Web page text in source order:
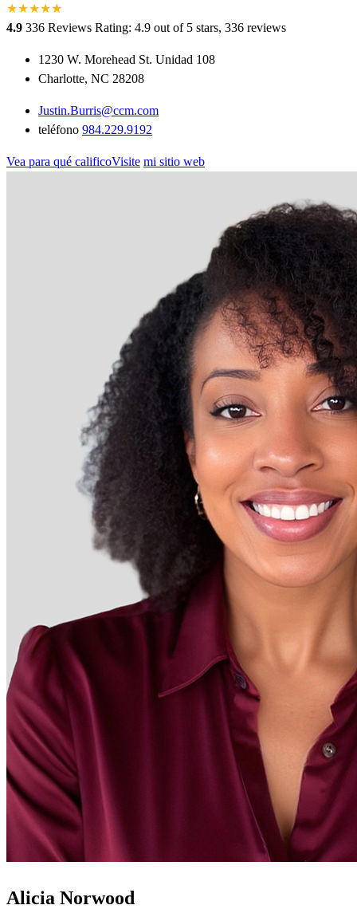
★★★★★
★
4.9 336 Reviews Rating: 4.9 out of 5 stars, 336 reviews
1230 W. Morehead St. Unidad 108
Charlotte, NC 28208
Justin.Burris@ccm.com
teléfono 984.229.9192
Vea para qué calificoVisite mi sitio web
Alicia Norwood